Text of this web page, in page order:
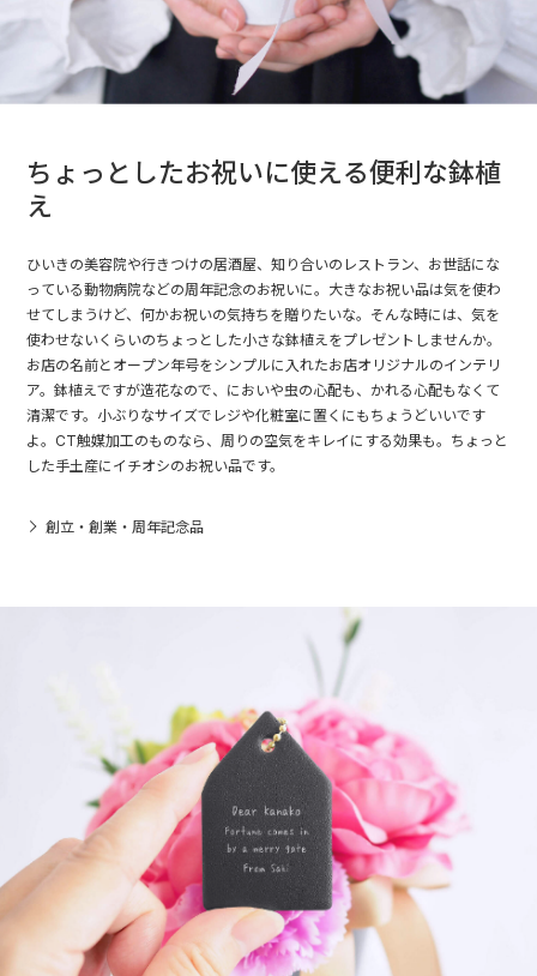
ちょっとしたお祝いに使える便利な鉢植
え
ひいきの美容院や行きつけの居酒屋、知り合いのレストラン、お世話にな
っている動物病院などの周年記念のお祝いに。大きなお祝い品は気を使わ
せてしまうけど、何かお祝いの気持ちを贈りたいな。そんな時には、気を
使わせないくらいのちょっとした小さな鉢植えをプレゼントしませんか。
お店の名前とオープン年号をシンプルに入れたお店オリジナルのインテリ
ア。鉢植えですが造花なので、においや虫の心配も、かれる心配もなくて
清潔です。小ぶりなサイズでレジや化粧室に置くにもちょうどいいです
よ。CT触媒加工のものなら、周りの空気をキレイにする効果も。ちょっと
した手土産にイチオシのお祝い品です。
創立・創業・周年記念品